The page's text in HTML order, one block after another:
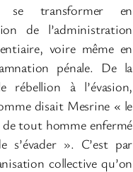
se transformer en
de l’administration
voire même en
pénale. De la
rébellion à l’évasion,
disait Mesrine « le
tout homme enfermé
s’évader ». C’est par
collective qu’on